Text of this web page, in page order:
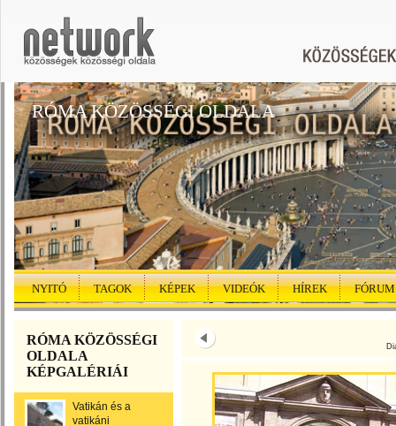
RÓMA KÖZÖSSÉGI OLDALA
NYITÓ TAGOK KÉPEK VIDEÓK HÍREK FÓRUM
RÓMA KÖZÖSSÉGI
OLDALA
KÉPGALÉRIÁI
Vatikán és a
vatikáni